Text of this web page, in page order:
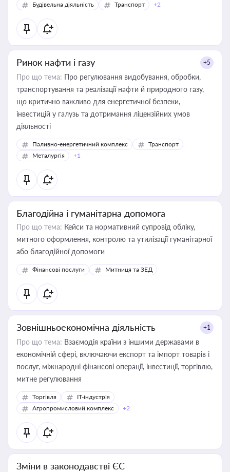
Будівельна діяльність
Транспорт +2
Ринок нафти і газу +5
Про що тема: Про регулювання видобування, обробки,
транспортування та реалізації нафти й природного газу,
що критично важливо для енергетичної безпеки,
інвестицій у галузь та дотримання ліцензійних умов
діяльності
Паливно-енергетичний комплекс
Транспорт
Металургія
+1
Благодійна і гуманітарна допомога
Про що тема: Кейси та нормативний супровід обліку,
митного оформлення, контролю та утилізації гуманітарної
або благодійної допомоги
Фінансові послуги Митниця та ЗЕД
Зовнішньоекономічна діяльність +1
Про що тема: Взаємодія країни з іншими державами в
економічній сфері, включаючи експорт та імпорт товарів і
послуг, міжнародні фінансові операції, інвестиції, торгівлю,
митне регулювання
Торгівля
IT-індустрія
Агропромисловий комплекс
+2
Зміни в законодавстві ЄС